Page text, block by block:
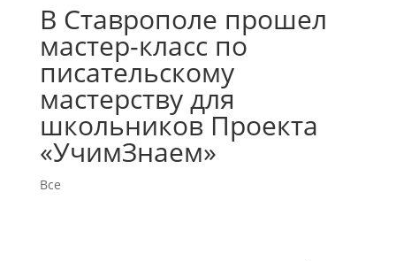
В Ставрополе прошел
мастер-класс по
писательскому
мастерству для
школьников Проекта
«УчимЗнаем»
Все